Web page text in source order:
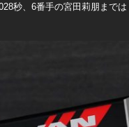
秒、6番手の宮田莉朋まで